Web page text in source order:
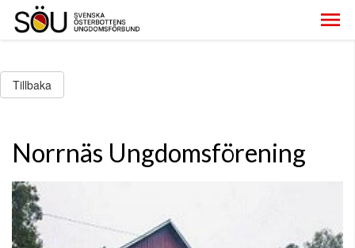
Tillbaka
Norrnäs Ungdomsförening